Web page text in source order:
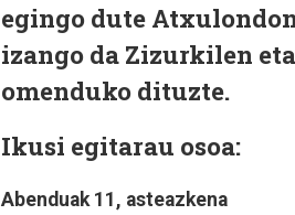
egingo dute
izango da Zizurkilen
omenduko dituzte.
Ikusi egitarau osoa:
Abenduak 11, asteazkena